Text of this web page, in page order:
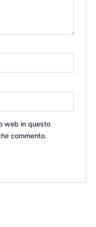
web in questo
commento.